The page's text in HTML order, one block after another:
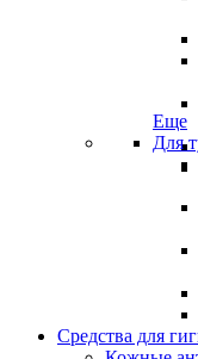
Еще
Для
Средства для